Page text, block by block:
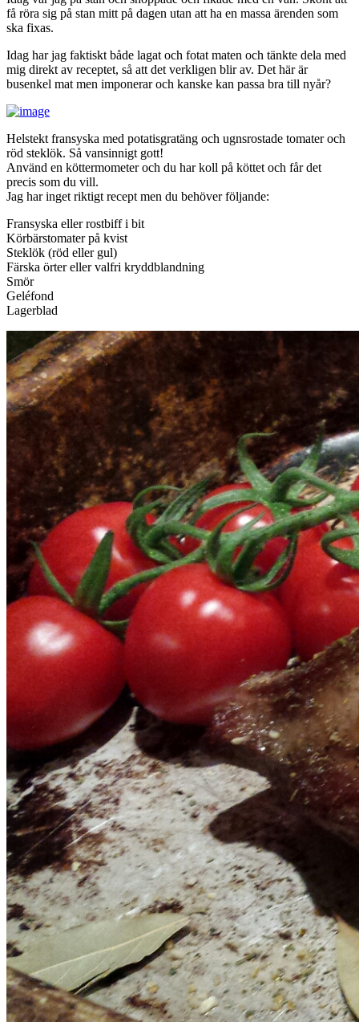
få röra sig på stan mitt på dagen utan att ha en massa ärenden som
ska fixas.
Idag har jag faktiskt både lagat och fotat maten och tänkte dela med
mig direkt av receptet, så att det verkligen blir av. Det här är
busenkel mat men imponerar och kanske kan passa bra till nyår?
Helstekt fransyska med potatisgratäng och ugnsrostade tomater och
röd steklök. Så vansinnigt gott!
Använd en köttermometer och du har koll på köttet och får det
precis som du vill.
Jag har inget riktigt recept men du behöver följande:
Fransyska eller rostbiff i bit
Körbärstomater på kvist
Steklök (röd eller gul)
Färska örter eller valfri kryddblandning
Smör
Geléfond
Lagerblad